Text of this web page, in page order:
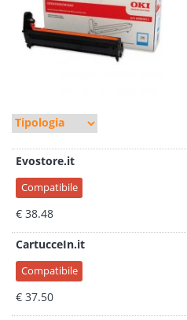
Evostore.it
Compatibile
€ 38.48
CartucceIn.it
Compatibile
€ 37.50